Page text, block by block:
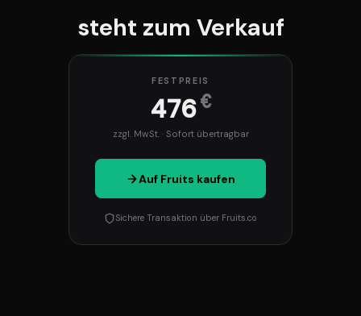
steht zum Verkauf
FESTPREIS
476€
zzgl. MwSt. · Sofort übertragbar
Auf Fruits kaufen
Sichere Transaktion über Fruits.co